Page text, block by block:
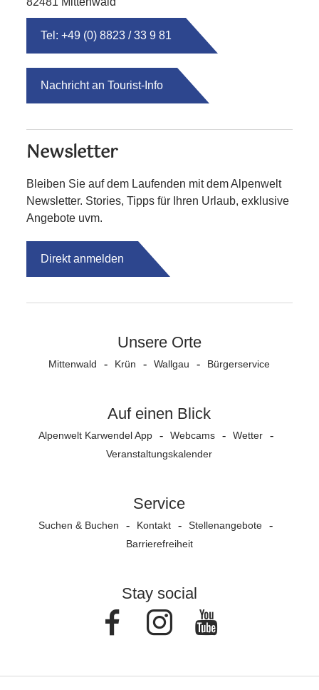
Tel: +49 (0) 8823 / 33 9 81
Nachricht an Tourist-Info
Newsletter
Bleiben Sie auf dem Laufenden mit dem Alpenwelt
Newsletter. Stories, Tipps für Ihren Urlaub, exklusive
Angebote uvm.
Direkt anmelden
Unsere Orte
Mittenwald Krün Wallgau Bürgerservice
Auf einen Blick
Alpenwelt Karwendel App Webcams
Wetter
Veranstaltungs­kalender
Service
Suchen & Buchen Kontakt
Stellenangebote
Barrierefreiheit
Stay social
FacebookInstagram